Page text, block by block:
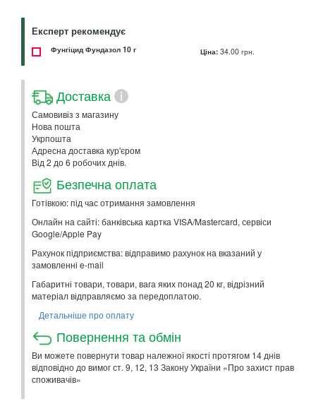
Експерт рекомендує
Фунгіцид Фундазол 10 г Ціна: 34.00 грн.
Доставка i
Самовивіз з магазину
Нова пошта
Укрпошта
Адресна доставка кур'єром
Від 2 до 6 робочих днів.
Безпечна оплата
Готівкою: під час отримання замовлення
Онлайн на сайті: банківська картка VISA/Mastercard, сервіси
Google/Apple Pay
Рахунок підприємства: відправимо рахунок на вказаний у
замовленні e-mail
Габаритні товари, товари, вага яких понад 20 кг, відрізний
матеріал відправляємо за передоплатою.
Детальніше про оплату
Повернення та обмін
Ви можете повернути товар належної якості протягом 14 днів
відповідно до вимог ст. 9, 12, 13 Закону України «Про захист прав
споживачів»